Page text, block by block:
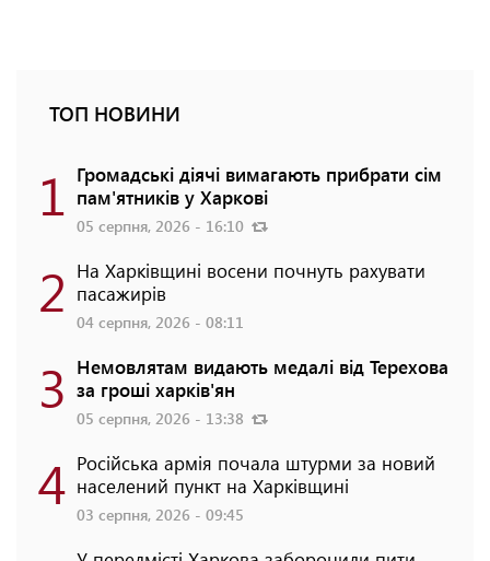
ТОП НОВИНИ
1 Громадські діячі вимагають прибрати сім
пам'ятників у Харкові
05 серпня, 2026 - 16:10
2 На Харківщині восени почнуть рахувати
пасажирів
04 серпня, 2026 - 08:11
3 Немовлятам видають медалі від Терехова
за гроші харків'ян
05 серпня, 2026 - 13:38
4 Російська армія почала штурми за новий
населений пункт на Харківщині
03 серпня, 2026 - 09:45